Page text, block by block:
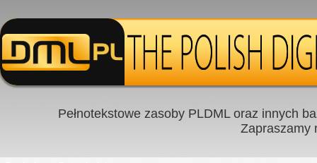
Pełnotekstowe zasoby PLDML oraz innych
Zapraszamy